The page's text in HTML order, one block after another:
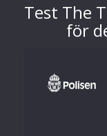
Test The
för